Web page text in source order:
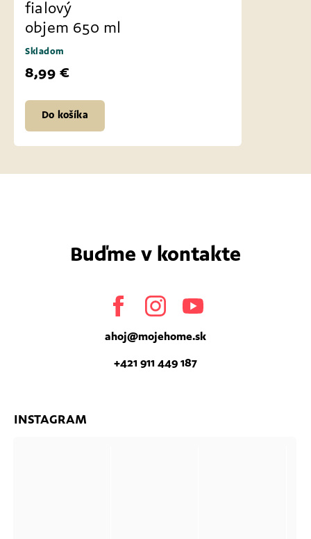
fialový
objem 650 ml
Skladom
8,99 €
Do košíka
Buďme v kontakte
Facebook Instagram
ahoj@mojehome.sk
+421 911 449 187
INSTAGRAM